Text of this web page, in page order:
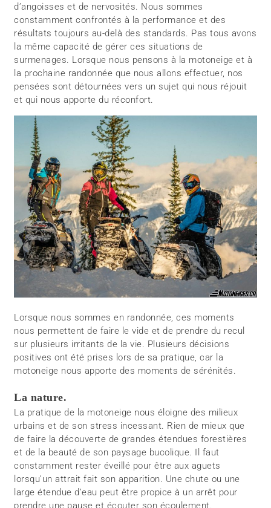
d’angoisses et de nervosités. Nous sommes
constamment confrontés à la performance et des
résultats toujours au-delà des standards. Pas tous avons
la même capacité de gérer ces situations de
surmenages. Lorsque nous pensons à la motoneige et à
la prochaine randonnée que nous allons effectuer, nos
pensées sont détournées vers un sujet qui nous réjouit
et qui nous apporte du réconfort.
Lorsque nous sommes en randonnée, ces moments
nous permettent de faire le vide et de prendre du recul
sur plusieurs irritants de la vie. Plusieurs décisions
positives ont été prises lors de sa pratique, car la
motoneige nous apporte des moments de sérénités.
La nature.
La pratique de la motoneige nous éloigne des milieux
urbains et de son stress incessant. Rien de mieux que
de faire la découverte de grandes étendues forestières
et de la beauté de son paysage bucolique. Il faut
constamment rester éveillé pour être aux aguets
lorsqu’un attrait fait son apparition. Une chute ou une
large étendue d’eau peut être propice à un arrêt pour
prendre une pause et écouter son écoulement.